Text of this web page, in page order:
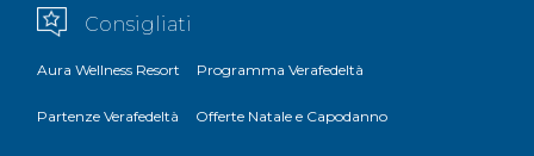
Consigliati
Aura Wellness Resort Programma Verafedeltà
Partenze Verafedeltà Offerte Natale e Capodanno